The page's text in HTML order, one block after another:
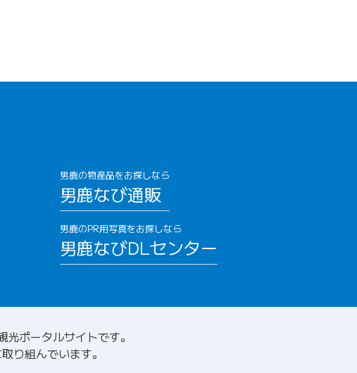
男鹿の物産品をお探しなら
男鹿なび通販
男鹿のPR用写真をお探しなら
男鹿なびDLセンター
光ポータルサイトです。
り組んでいます。